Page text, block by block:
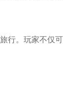
行。玩家不仅可